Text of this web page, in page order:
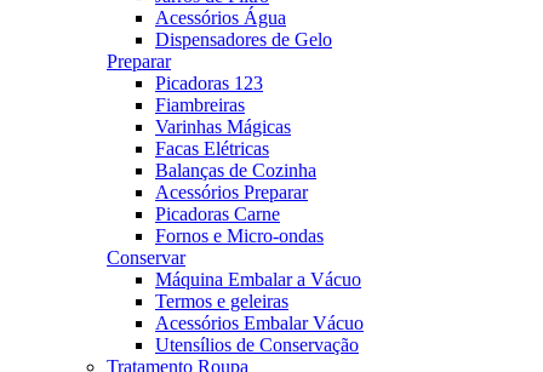
Acessórios Água
Dispensadores de Gelo
Preparar
Picadoras 123
Fiambreiras
Varinhas Mágicas
Facas Elétricas
Balanças de Cozinha
Acessórios Preparar
Picadoras Carne
Fornos e Micro-ondas
Conservar
Máquina Embalar a Vácuo
Termos e geleiras
Acessórios Embalar Vácuo
Utensílios de Conservação
Tratamento Roupa